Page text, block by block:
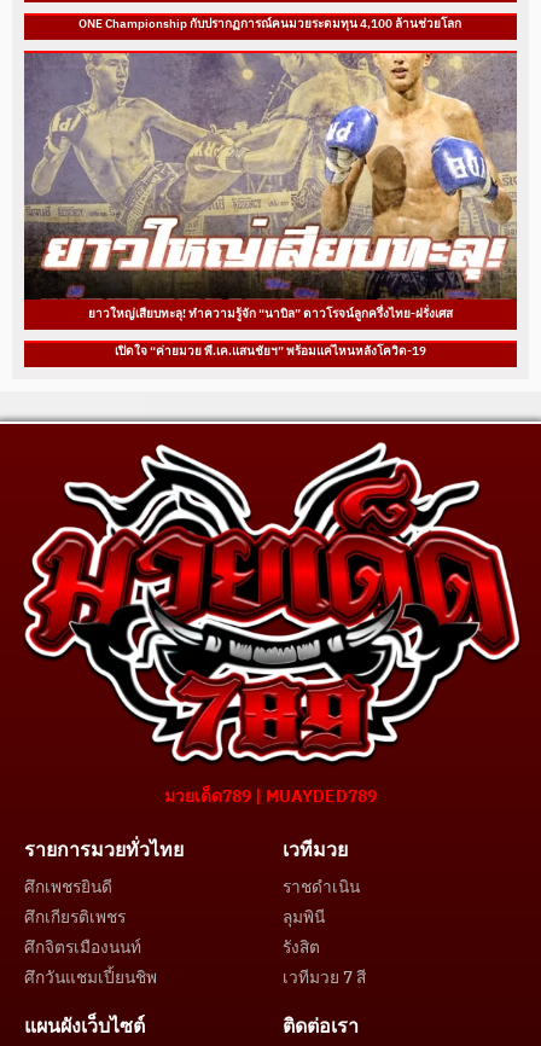
ONE Championship กับปรากฏการณ์คนมวยระดมทุน 4,100 ล้านช่วยโลก
ยาวใหญ่เสียบทะลุ! ทำความรู้จัก “นาบิล” ดาวโรจน์ลูกครึ่งไทย-ฝรั่งเศส
เปิดใจ “ค่ายมวย พี.เค.แสนชัยฯ” พร้อมแค่ไหนหลังโควิด-19
มวยเด็ด789 | MUAYDED789
รายการมวยทั่วไทย
ศึกเพชรยินดี
ศึกเกียรติเพชร
ศึกจิตรเมืองนนท์
ศึกวันแชมเปี้ยนชิพ
เวทีมวย
ราชดำเนิน
ลุมพินี
รังสิต
เวทีมวย 7 สี
แผนผังเว็บไซต์ ติดต่อเรา